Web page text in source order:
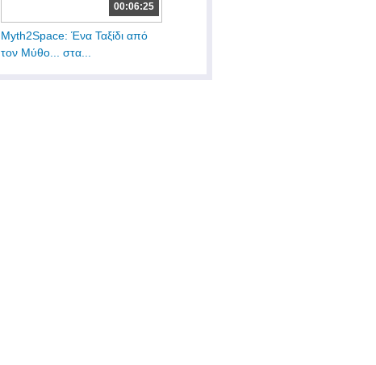
00:06:25
Myth2Space: Ένα Ταξίδι από
τον Μύθο... στα...